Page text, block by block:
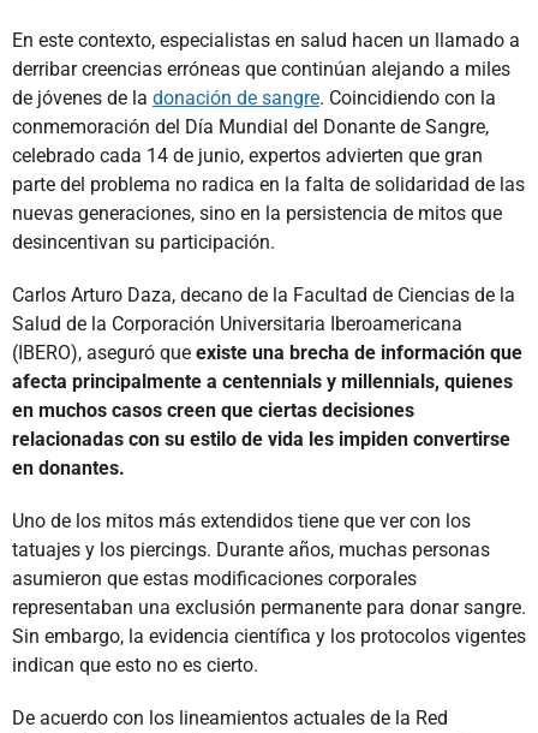
En este contexto, especialistas en salud hacen un llamado a
derribar creencias erróneas que continúan alejando a miles
de jóvenes de la donación de sangre. Coincidiendo con la
conmemoración del Día Mundial del Donante de Sangre,
celebrado cada 14 de junio, expertos advierten que gran
parte del problema no radica en la falta de solidaridad de las
nuevas generaciones, sino en la persistencia de mitos que
desincentivan su participación.
Carlos Arturo Daza, decano de la Facultad de Ciencias de la
Salud de la Corporación Universitaria Iberoamericana
(IBERO), aseguró que existe una brecha de información que
afecta principalmente a centennials y millennials, quienes
en muchos casos creen que ciertas decisiones
relacionadas con su estilo de vida les impiden convertirse
en donantes.
Uno de los mitos más extendidos tiene que ver con los
tatuajes y los piercings. Durante años, muchas personas
asumieron que estas modificaciones corporales
representaban una exclusión permanente para donar sangre.
Sin embargo, la evidencia científica y los protocolos vigentes
indican que esto no es cierto.
De acuerdo con los lineamientos actuales de la Red